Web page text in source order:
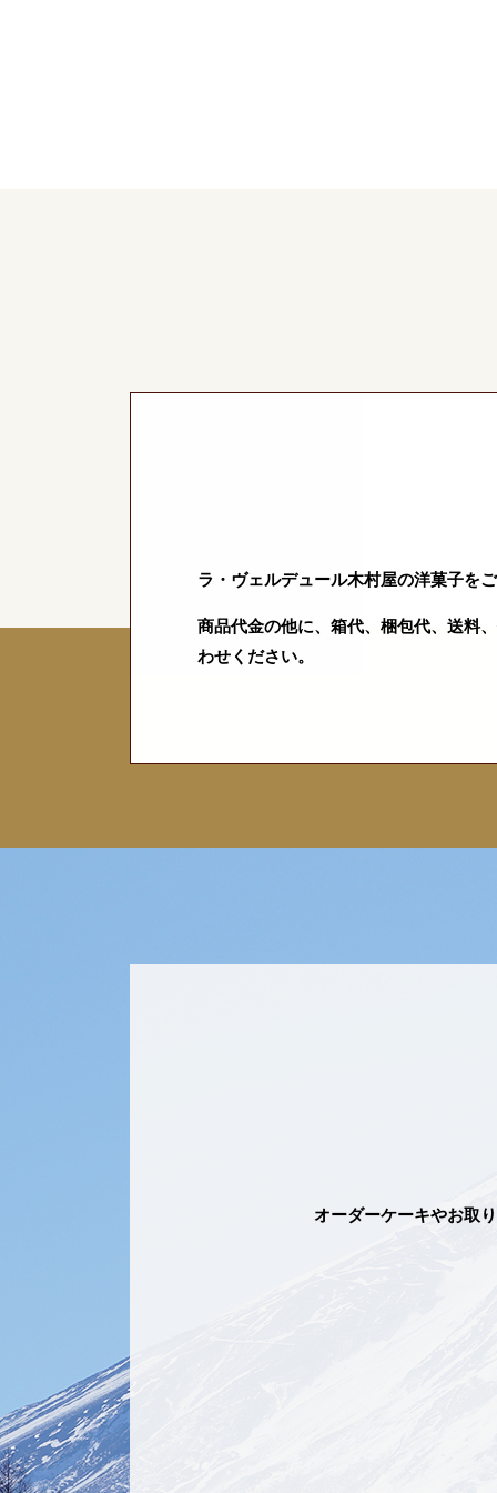
ラ・ヴェルデュール木村屋の洋菓子を
商品代金の他に、箱代、梱包代、送料
わせください。
オーダーケーキやお取